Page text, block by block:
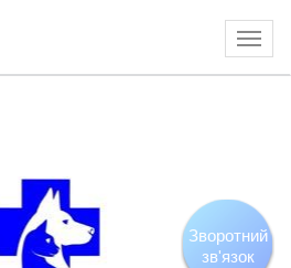
Зворотний
зв'язок